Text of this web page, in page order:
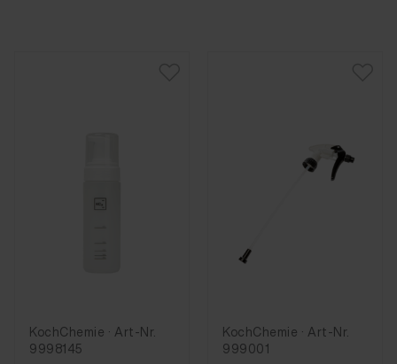
KochChemie · Art-Nr.
9998145
KochChemie · Art-Nr.
999001